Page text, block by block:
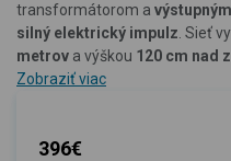
transformátorom a
silný elektrický impulz . Sieť
metrov a výškou 120 cm nad
Zobraziť viac
396€